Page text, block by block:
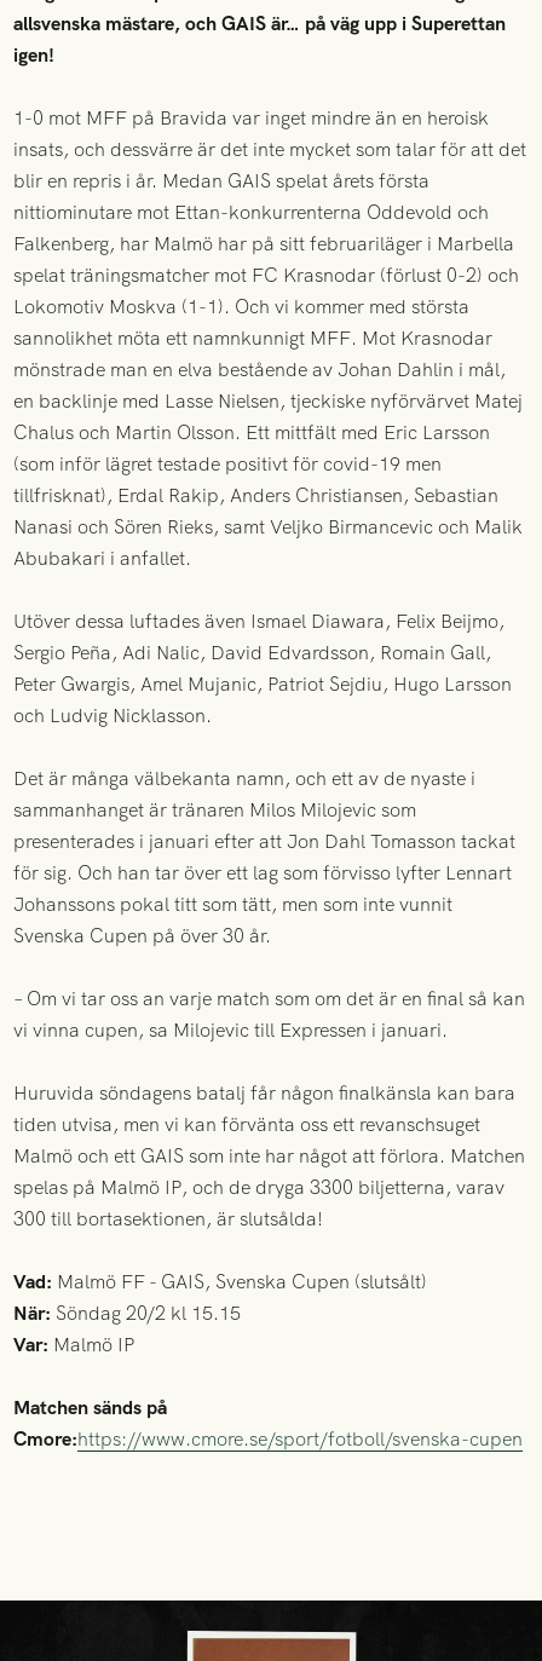
allsvenska mästare, och GAIS är… på väg upp i Superettan
igen!
1-0 mot MFF på Bravida var inget mindre än en heroisk
insats, och dessvärre är det inte mycket som talar för att det
blir en repris i år. Medan GAIS spelat årets första
nittiominutare mot Ettan-konkurrenterna Oddevold och
Falkenberg, har Malmö har på sitt februariläger i Marbella
spelat träningsmatcher mot FC Krasnodar (förlust 0-2) och
Lokomotiv Moskva (1-1). Och vi kommer med största
sannolikhet möta ett namnkunnigt MFF. Mot Krasnodar
mönstrade man en elva bestående av Johan Dahlin i mål,
en backlinje med Lasse Nielsen, tjeckiske nyförvärvet Matej
Chalus och Martin Olsson. Ett mittfält med Eric Larsson
(som inför lägret testade positivt för covid-19 men
tillfrisknat), Erdal Rakip, Anders Christiansen, Sebastian
Nanasi och Sören Rieks, samt Veljko Birmancevic och Malik
Abubakari i anfallet.
Utöver dessa luftades även Ismael Diawara, Felix Beijmo,
Sergio Peña, Adi Nalic, David Edvardsson, Romain Gall,
Peter Gwargis, Amel Mujanic, Patriot Sejdiu, Hugo Larsson
och Ludvig Nicklasson.
Det är många välbekanta namn, och ett av de nyaste i
sammanhanget är tränaren Milos Milojevic som
presenterades i januari efter att Jon Dahl Tomasson tackat
för sig. Och han tar över ett lag som förvisso lyfter Lennart
Johanssons pokal titt som tätt, men som inte vunnit
Svenska Cupen på över 30 år.
– Om vi tar oss an varje match som om det är en final så kan
vi vinna cupen, sa Milojevic till Expressen i januari.
Huruvida söndagens batalj får någon finalkänsla kan bara
tiden utvisa, men vi kan förvänta oss ett revanschsuget
Malmö och ett GAIS som inte har något att förlora. Matchen
spelas på Malmö IP, och de dryga 3300 biljetterna, varav
300 till bortasektionen, är slutsålda!
Vad: Malmö FF - GAIS, Svenska Cupen (slutsålt)
När: Söndag 20/2 kl 15.15
Var: Malmö IP
Matchen sänds på
Cmore:https://www.cmore.se/sport/fotboll/svenska-cupen